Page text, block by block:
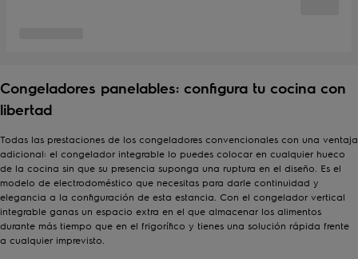
Congeladores panelables: configura tu cocina con
libertad
Todas las prestaciones de los congeladores convencionales con una ventaja
adicional: el congelador integrable lo puedes colocar en cualquier hueco
de la cocina sin que su presencia suponga una ruptura en el diseño. Es el
modelo de electrodoméstico que necesitas para darle continuidad y
elegancia a la configuración de esta estancia. Con el congelador vertical
integrable ganas un espacio extra en el que almacenar los alimentos
durante más tiempo que en el frigorífico y tienes una solución rápida frente
a cualquier imprevisto.